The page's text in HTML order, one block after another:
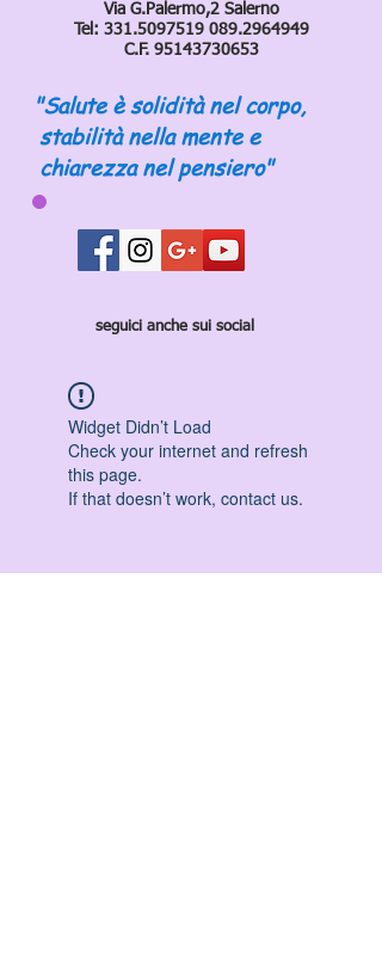
Via G.Palermo,2 Salerno
Tel: 331.5097519 089.2964949
C.F. 95143730653
"Salute è solidità nel corpo,
stabilità nella mente e
chiarezza nel pensiero"
seguici anche sui social
Widget Didn’t Load
Check your internet and refresh
this page.
If that doesn’t work, contact us.